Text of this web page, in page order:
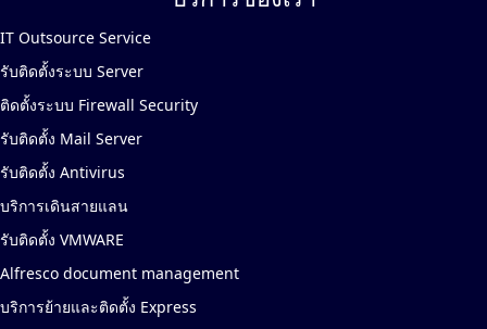
IT Outsource Service
รับติดตั้งระบบ Server
ติดตั้งระบบ Firewall Security
รับติดตั้ง Mail Server
รับติดตั้ง Antivirus
บริการเดินสายแลน
รับติดตั้ง VMWARE
Alfresco document management
บริการย้ายและติดตั้ง Express